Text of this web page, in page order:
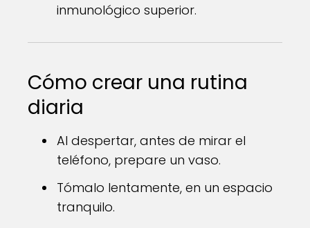
inmunológico superior.
Cómo crear una rutina
diaria
Al despertar, antes de mirar el
teléfono, prepare un vaso.
Tómalo lentamente, en un espacio
tranquilo.